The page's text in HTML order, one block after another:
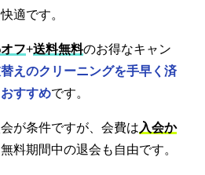
適です。
フ+送料無料のお得なキャン
えのクリーニングを手早く済
すすめです。
が条件ですが、会費は 入会か
料期間中の退会も自由です。